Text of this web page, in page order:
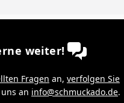
weiter!
Fragen an, verfolgen Sie
an info@schmuckado.de.